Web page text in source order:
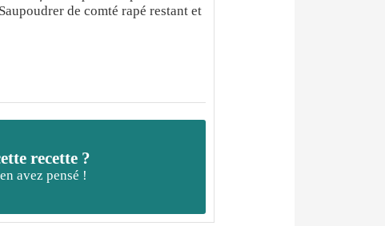
de comté rapé restant et
recette ?
avez pensé !